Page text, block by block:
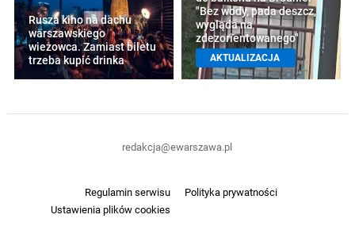
Rusza kino na dachu
warszawskiego
wieżowca. Zamiast biletu
trzeba kupić drinka
"Bez wody, pada deszcz,
wygląda na
zdezorientowanego"
AKTUALIZACJA
Regulamin serwisu
Polityka prywatności
Ustawienia plików cookies
redakcja@ewarszawa.pl